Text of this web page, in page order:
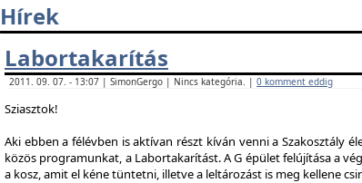
Hírek
Labortakarítás
2011. 09. 07. - 13:07 | SimonGergo | Nincs kategória. | 0 komment eddig
Sziasztok!
Aki ebben a félévben is aktívan részt kíván venni a Szakosztály
közös programunkat, a Labortakarítást. A G épület felújítása a
a kosz, amit el kéne tüntetni, illetve a leltározást is meg kellene